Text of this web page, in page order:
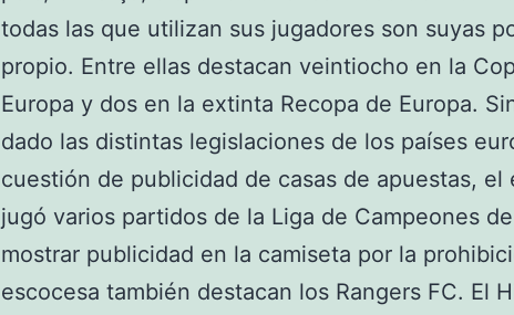
todas las que utilizan sus jugadores son suyas
propio. Entre ellas destacan veintiocho en la
Europa y dos en la extinta Recopa de Europa.
dado las distintas legislaciones de los países
cuestión de publicidad de casas de apuestas, el
jugó varios partidos de la Liga de Campeones
mostrar publicidad en la camiseta por la
escocesa también destacan los Rangers FC. El